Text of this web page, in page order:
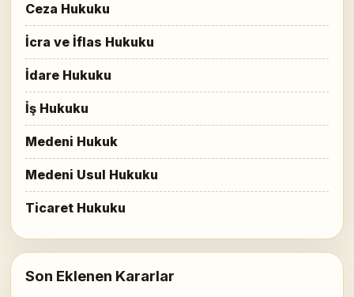
Ceza Hukuku
İcra ve İflas Hukuku
İdare Hukuku
İş Hukuku
Medeni Hukuk
Medeni Usul Hukuku
Ticaret Hukuku
Son Eklenen Kararlar